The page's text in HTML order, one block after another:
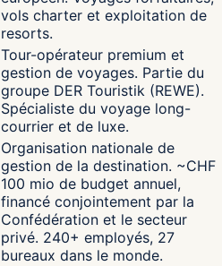
vols charter et exploitation de
resorts.
Tour-opérateur premium et
gestion de voyages. Partie du
groupe DER Touristik (REWE).
Spécialiste du voyage long-
courrier et de luxe.
Organisation nationale de
gestion de la destination. ~CHF
100 mio de budget annuel,
financé conjointement par la
Confédération et le secteur
privé. 240+ employés, 27
bureaux dans le monde.